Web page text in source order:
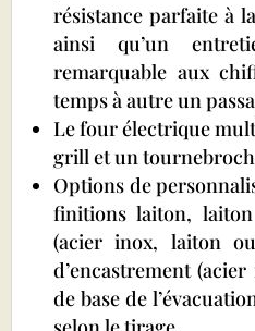
résistance parfaite à
ainsi qu’un
remarquable aux
temps à autre un
Le four électrique
grill et un
Options de
finitions laiton,
(acier inox, laiton
d’encastrement
de base de